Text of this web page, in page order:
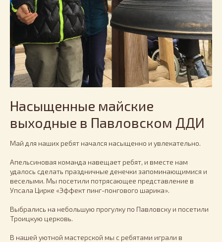
Насыщенные майские
выходные в Павловском ДДИ
Май для наших ребят начался насыщенно и увлекательно.
Апельсиновая команда навещает ребят, и вместе нам
удалось сделать праздничные денечки запоминающимися и
веселыми. Мы посетили потрясающее представление в
Упсала Цирке «Эффект пинг-понгового шарика».
Выбрались на небольшую прогулку по Павловску и посетили
Троицкую церковь.
В нашей уютной мастерской мы с ребятами играли в